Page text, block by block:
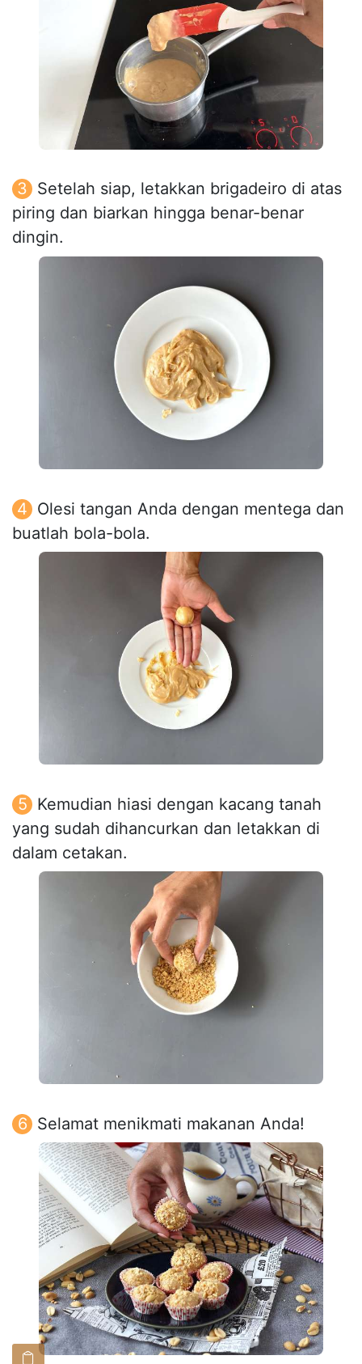
Setelah siap, letakkan brigadeiro di atas
piring dan biarkan hingga benar-benar
dingin.
Olesi tangan Anda dengan mentega dan
buatlah bola-bola.
Kemudian hiasi dengan kacang tanah
yang sudah dihancurkan dan letakkan di
dalam cetakan.
Selamat menikmati makanan Anda!